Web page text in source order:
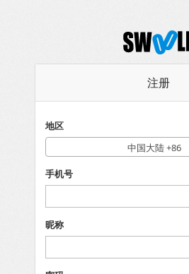
注册
地区
中国大陆 +86
手机号
昵称